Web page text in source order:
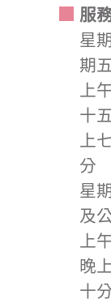
服
星
期五
上
十
上
分
星
及
上
晚
十